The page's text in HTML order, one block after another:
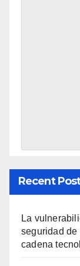
Recent
La
seguridad de
cadena